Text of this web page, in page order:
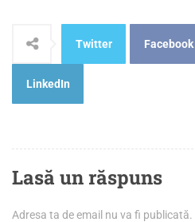
Twitter Facebook
LinkedIn
Lasă un răspuns
Adresa ta de email nu va fi publicată.